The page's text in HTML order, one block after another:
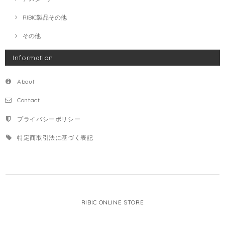
RIBIC製品その他
その他
Information
About
Contact
プライバシーポリシー
特定商取引法に基づく表記
RIBIC ONLINE STORE